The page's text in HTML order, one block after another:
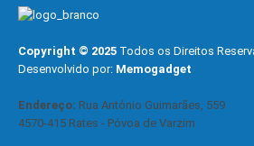
Copyright © 2025 Todos os Direitos
Desenvolvido por: Memogadget
Endereço: Rua António Guimarães, 559
4570-415 Rates - Póvoa de Varzim